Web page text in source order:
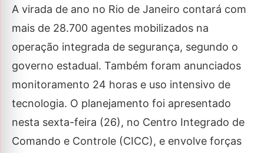
A virada de ano no Rio de Janeiro contará com
mais de 28.700 agentes mobilizados na
operação integrada de segurança, segundo o
governo estadual. Também foram anunciados
monitoramento 24 horas e uso intensivo de
tecnologia. O planejamento foi apresentado
nesta sexta-feira (26), no Centro Integrado de
Comando e Controle (CICC), e envolve forças